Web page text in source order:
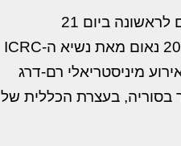
הצהרה, פורסם לראשונה ביום 21
בספטמבר 2017 נאום מאת נשיא ה-ICRC
מיניסטריאלי רם-דרג
בעצרת הכללית של